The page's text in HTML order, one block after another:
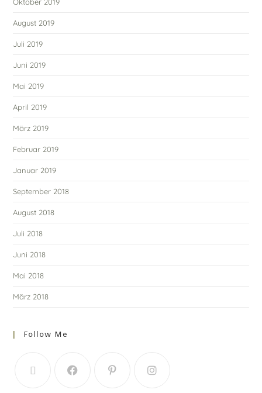
August 2019
Juli 2019
Juni 2019
Mai 2019
April 2019
März 2019
Februar 2019
Januar 2019
September 2018
August 2018
Juli 2018
Juni 2018
Mai 2018
März 2018
Follow Me